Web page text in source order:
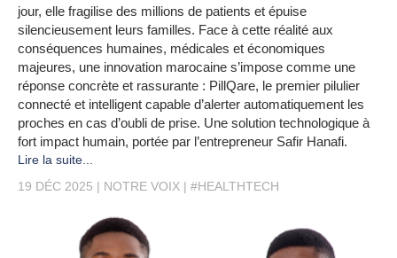
jour, elle fragilise des millions de patients et épuise
silencieusement leurs familles. Face à cette réalité aux
conséquences humaines, médicales et économiques
majeures, une innovation marocaine s’impose comme une
réponse concrète et rassurante : PillQare, le premier pilulier
connecté et intelligent capable d’alerter automatiquement les
proches en cas d’oubli de prise. Une solution technologique à
fort impact humain, portée par l’entrepreneur Safir Hanafi.
Lire la suite...
19 DÉC 2025
NOTRE VOIX #HEALTHTECH